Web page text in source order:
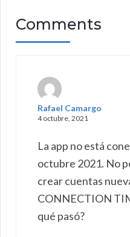
Comments
Rafael Camargo
4 octubre, 2021
La app no está
octubre 2021. No
crear cuentas
CONNECTION
qué pasó?